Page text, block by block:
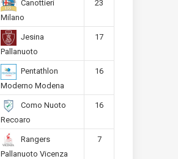
Canottieri
Milano
23
Jesina
Pallanuoto
17
Pentathlon
Moderno Modena
16
Como Nuoto
Recoaro
16
Rangers
Pallanuoto Vicenza
7